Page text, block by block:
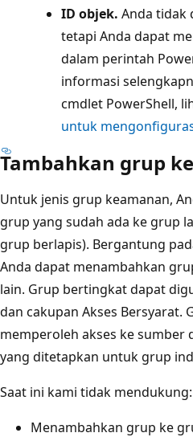
ID objek. Anda tidak
tetapi Anda dapat
dalam perintah
informasi
cmdlet PowerShell,
untuk
Tambahkan grup
Untuk jenis grup keamanan,
grup yang sudah ada ke grup
grup berlapis). Bergantung
Anda dapat menambahkan
lain. Grup bertingkat dapat
dan cakupan Akses Bersyarat.
memperoleh akses ke sumber
yang ditetapkan untuk grup
Saat ini kami tidak mendukung:
Menambahkan grup ke